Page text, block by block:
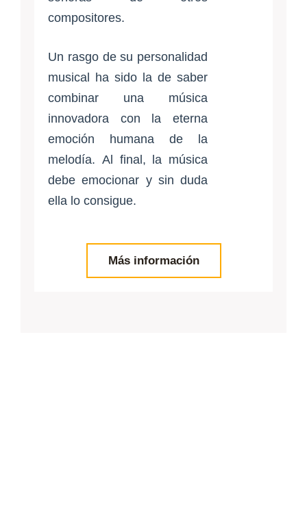
compositores.
Un rasgo de su personalidad
musical ha sido la de saber
combinar una música
innovadora con la eterna
emoción humana de la
melodía. Al final, la música
debe emocionar y sin duda
ella lo consigue.
Más información